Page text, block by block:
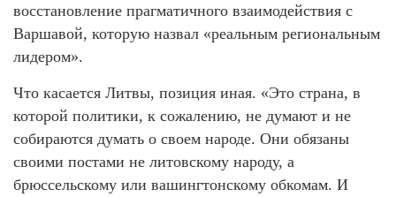
восстановление прагматичного взаимодействия с
Варшавой, которую назвал «реальным региональным
лидером».
Что касается Литвы, позиция иная. «Это страна, в
которой политики, к сожалению, не думают и не
собираются думать о своем народе. Они обязаны
своими постами не литовскому народу, а
брюссельскому или вашингтонскому обкомам. И